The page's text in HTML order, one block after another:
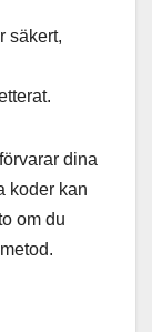
säkert,
dina
koder kan
om du